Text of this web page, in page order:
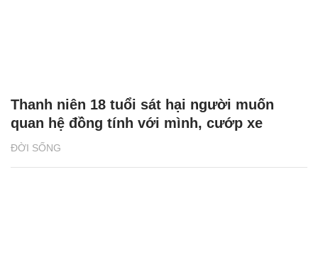
ĐỜI SỐNG
Thanh niên 18 tuổi sát hại người muốn
quan hệ đồng tính với mình, cướp xe